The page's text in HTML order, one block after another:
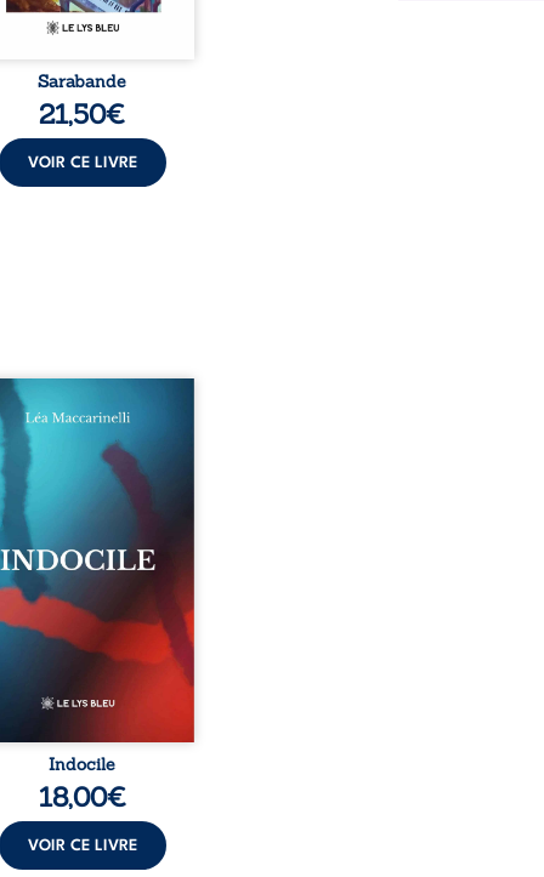
Sarabande
21,50€
VOIR CE LIVRE
parties. Quatre refus.
visages d’une existence
Entre les silences
ne déchiffre pas, les
qu’on dérange, les
qu’on administre et les
sabote, cet ouvrage
à celles et ceux qui
trop fort, trop vrai, trop
est une traversée.
langue nue. Une
calme. Une
d’existence pour ...
Indocile
18,00€
VOIR CE LIVRE